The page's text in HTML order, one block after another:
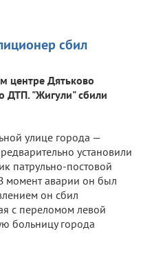
сбил
центре Дятьково
ДТП. "Жигули" сбили
улице города —
установили
патрульно-постовой
момент аварии он был
он сбил
с переломом левой
больницу города